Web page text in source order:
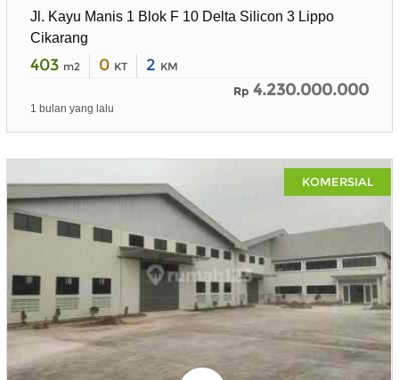
Jl. Kayu Manis 1 Blok F 10 Delta Silicon 3 Lippo
Cikarang
403 m2 0 KT 2 KM
Rp 4.230.000.000
1 bulan yang lalu
KOMERSIAL